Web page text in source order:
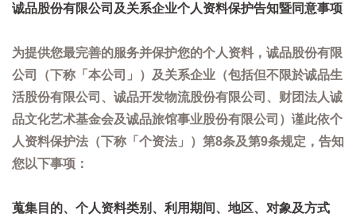
诚品股份有限公司及关系企业个人资料保护告知暨同意事项
为提供您最完善的服务并保护您的个人资料，诚品股份有限
公司（下称「本公司」）及关系企业（包括但不限於诚品生
活股份有限公司、诚品开发物流股份有限公司、财团法人诚
品文化艺术基金会及诚品旅馆事业股份有限公司）谨此依个
人资料保护法（下称「个资法」）第8条及第9条规定，告知
您以下事项：
蒐集目的、个人资料类别、利用期间、地区、对象及方式